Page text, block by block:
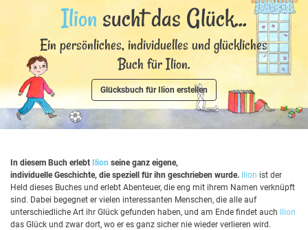
Ilionsucht das Glück...
Ein persönliches, individuelles und glückliches
Buch für Ilion.
Glücksbuch für Ilion erstellen
In diesem Buch erlebt Ilion seine ganz eigene,
individuelle Geschichte, die speziell für ihn geschrieben wurde. Ilion ist der
Held dieses Buches und erlebt Abenteuer, die eng mit ihrem Namen verknüpft
sind. Dabei begegnet er vielen interessanten Menschen, die alle auf
unterschiedliche Art ihr Glück gefunden haben, und am Ende findet auch Ilion
das Glück und zwar dort, wo er es ganz sicher nie wieder verlieren wird.